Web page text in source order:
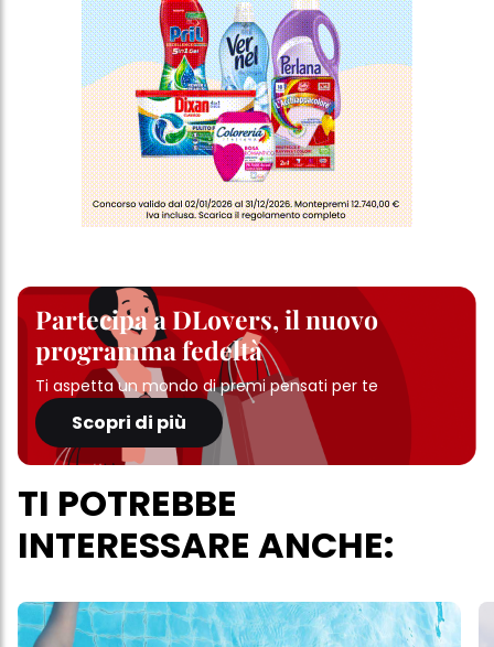
Partecipa a DLovers, il nuovo
programma fedeltà
Ti aspetta un mondo di premi pensati per te
Scopri di più
TI POTREBBE
INTERESSARE ANCHE:
informazioni dettagliate su ciascun cookie disponibili facendo
clic su "modifica" di seguito".
Se fai clic su "Modifica" potrai trovare maggiori informazioni sul
trattamento dei tuoi dati / sull'uso dei cookie e consentirli per uno o
più degli scopi sopra menzionati. Cliccando su "Accetta tutto",
acconsenti all'uso dei cookie e al trattamento dei tuoi dati
personali per tutte le finalità sopra indicate. Se fai clic su "Rifiuta",
verranno utilizzati solo i cookie tecnicamente necessari per fornirti
questo sito web.